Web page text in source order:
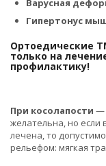
Гипертонус
Ортоедические
только на
профилактику!
При косолапости —
желательна, но если
лечена, то
рельефом: мягкая